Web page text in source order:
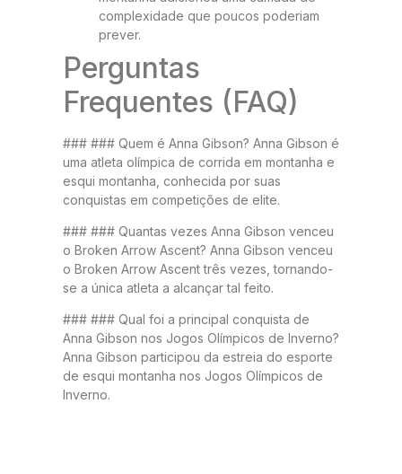
complexidade que poucos poderiam
prever.
Perguntas
Frequentes (FAQ)
### ### Quem é Anna Gibson? Anna Gibson é
uma atleta olímpica de corrida em montanha e
esqui montanha, conhecida por suas
conquistas em competições de elite.
### ### Quantas vezes Anna Gibson venceu
o Broken Arrow Ascent? Anna Gibson venceu
o Broken Arrow Ascent três vezes, tornando-
se a única atleta a alcançar tal feito.
### ### Qual foi a principal conquista de
Anna Gibson nos Jogos Olímpicos de Inverno?
Anna Gibson participou da estreia do esporte
de esqui montanha nos Jogos Olímpicos de
Inverno.